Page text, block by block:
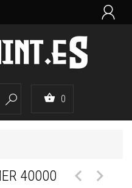

  0
40000  